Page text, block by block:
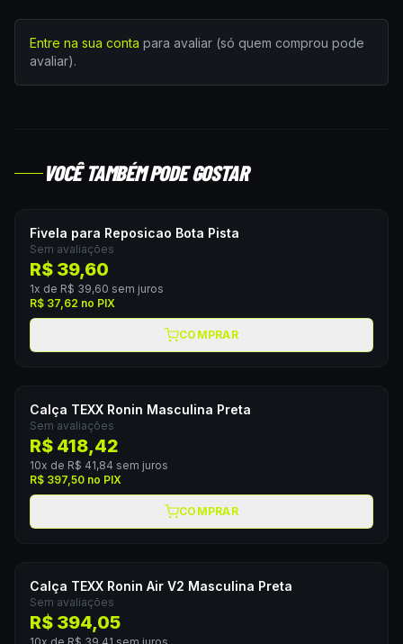
Entre na sua conta para avaliar (só quem comprou pode
avaliar).
VOCÊ TAMBÉM PODE GOSTAR
Fivela para Reposicao Bota Pista
Sem avaliações
R$ 39,60
1x de R$ 39,60 sem juros
R$ 37,62 no PIX
COMPRAR
Calça TEXX Ronin Masculina Preta
Sem avaliações
R$ 418,42
10x de R$ 41,84 sem juros
R$ 397,50 no PIX
COMPRAR
Calça TEXX Ronin Air V2 Masculina Preta
Sem avaliações
R$ 394,05